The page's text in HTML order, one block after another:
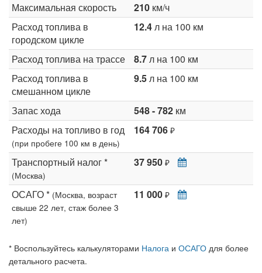
Максимальная скорость
210 км/ч
Расход топлива в
городском цикле
12.4л на 100 км
Расход топлива на трассе 8.7л на 100 км
Расход топлива в
смешанном цикле
9.5л на 100 км
Запас хода 548 - 782 км
Расходы на топливо в год
(при пробеге 100 км в день)
164 706 ₽
Транспортный налог *
(Москва)
37 950 ₽
ОСАГО * (Москва, возраст
свыше 22 лет, стаж более 3
лет)
11 000 ₽
* Воспользуйтесь калькуляторами Налога и ОСАГО для более
детального расчета.